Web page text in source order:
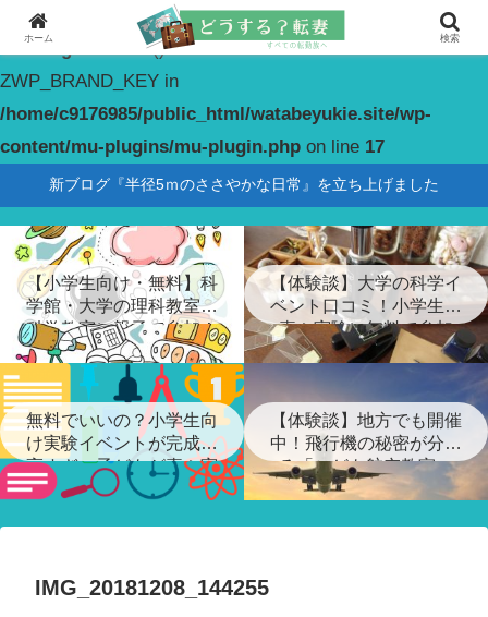
Warning
: constant(): Couldn't find constant
ZWP_BRAND_KEY in
/home/c9176985/public_html/watabeyukie.site/wp-
content/mu-plugins/mu-plugin.php on line 17
新ブログ『半径5ｍのささやかな日常』を立ち上げました
【小学生向け・無料】科
学館・大学の理科教室・
科学教室に親子で参加！
【体験談】大学の科学イ
ベント口コミ！小学生が
喜ぶ実験に無料で参加
無料でいいの？小学生向
け実験イベントが完成度
高すぎ…子どもが喜ぶ実
験ショー
【体験談】地方でも開催
中！飛行機の秘密が分か
る「こども航空教室」
IMG_20181208_144255
ホーム 検索